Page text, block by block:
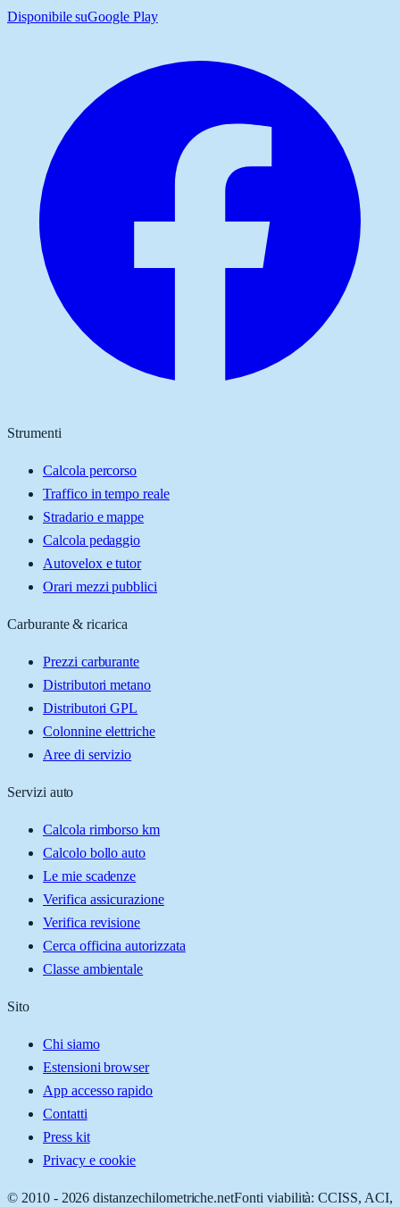
Disponibile suGoogle Play
Strumenti
Calcola percorso
Traffico in tempo reale
Stradario e mappe
Calcola pedaggio
Autovelox e tutor
Orari mezzi pubblici
Carburante & ricarica
Prezzi carburante
Distributori metano
Distributori GPL
Colonnine elettriche
Aree di servizio
Servizi auto
Calcola rimborso km
Calcolo bollo auto
Le mie scadenze
Verifica assicurazione
Verifica revisione
Cerca officina autorizzata
Classe ambientale
Sito
Chi siamo
Estensioni browser
App accesso rapido
Contatti
Press kit
Privacy e cookie
© 2010 - 2026 distanzechilometriche.netFonti viabilità: CCISS, ACI,